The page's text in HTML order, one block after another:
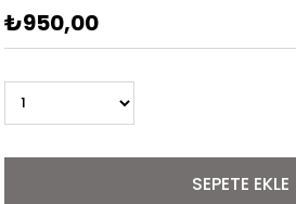
₺950,00